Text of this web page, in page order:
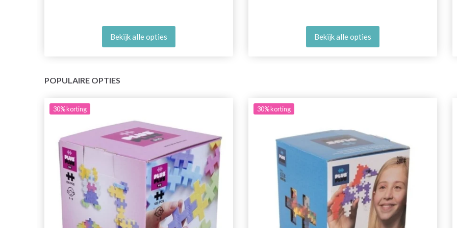
Bekijk alle opties Bekijk alle opties
POPULAIRE OPTIES
30%korting 30%korting